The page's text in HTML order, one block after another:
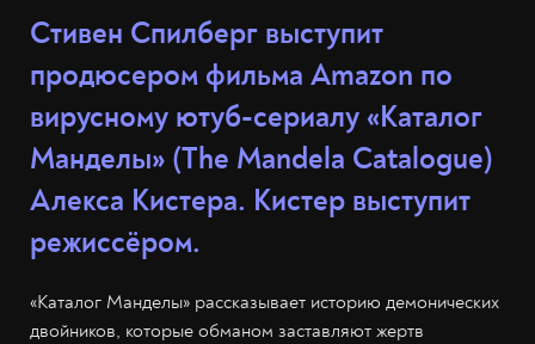
Стивен Спилберг выступит
продюсером фильма Amazon по
вирусному ютуб-сериалу «Каталог
Манделы» (The Mandela Catalogue)
Алекса Кистера. Кистер выступит
режиссёром.
«Каталог Манделы» рассказывает историю демонических
двойников, которые обманом заставляют жертв